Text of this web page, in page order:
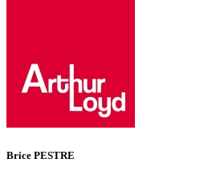
Brice PESTRE